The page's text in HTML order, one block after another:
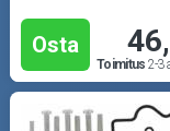
Osta
Toimitus 2-3